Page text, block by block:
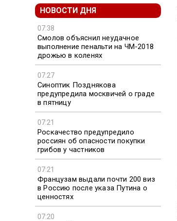
НОВОСТИ ДНЯ
07:38
Смолов объяснил неудачное
выполнение пенальти на ЧМ-2018
дрожью в коленях
07:27
Синоптик Позднякова
предупредила москвичей о граде
в пятницу
07:21
Роскачество предупредило
россиян об опасности покупки
грибов у частников
07:21
Французам выдали почти 200 виз
в Россию после указа Путина о
ценностях
07:20